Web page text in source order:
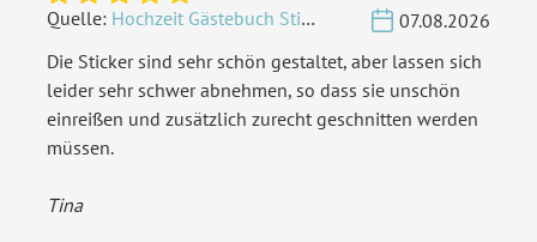
Quelle: Hochzeit Gästebuch Sticker 40 Fragen - Weiß
07.08.2026
Die Sticker sind sehr schön gestaltet, aber lassen sich
leider sehr schwer abnehmen, so dass sie unschön
einreißen und zusätzlich zurecht geschnitten werden
müssen.
Tina